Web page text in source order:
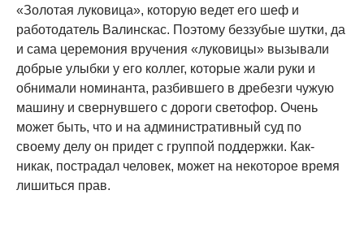
«Золотая луковица», которую ведет его шеф и
работодатель Валинскас. Поэтому беззубые шутки, да
и сама церемония вручения «луковицы» вызывали
добрые улыбки у его коллег, которые жали руки и
обнимали номинанта, разбившего в дребезги чужую
машину и свернувшего с дороги светофор. Очень
может быть, что и на административный суд по
своему делу он придет с группой поддержки. Как-
никак, пострадал человек, может на некоторое время
лишиться прав.